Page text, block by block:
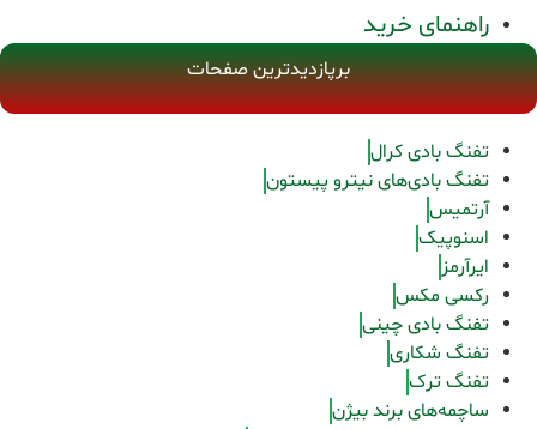
راهنمای خرید
برپازدیدترین صفحات
تفنگ بادی کرال
تفنگ بادی‌های نیترو پیستون
آرتمیس
اسنوپیک
ایرآرمز
رکسی مکس
تفنگ بادی چینی
تفنگ شکاری
تفنگ ترک
ساچمه‌های برند بیژن